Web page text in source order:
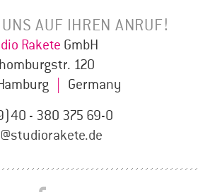
AUF IHREN ANRUF!
Rakete GmbH
120
Germany
- 380 375 69-0